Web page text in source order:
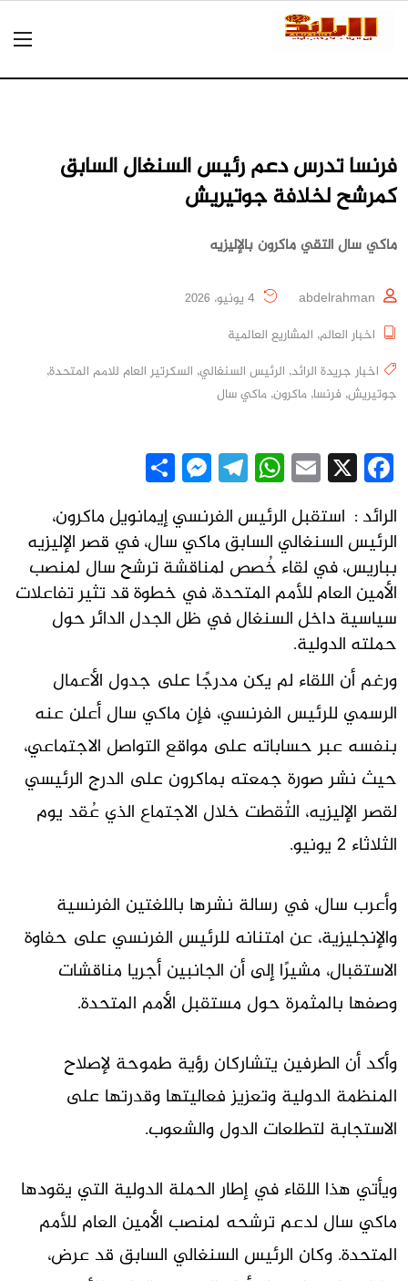
فرنسا تدرس دعم رئيس السنغال السابق
كمرشح لخلافة جوتيريش
ماكي سال التقي ماكرون بالإليزيه
abdelrahman
اخبار العالم, المشاريع العالمية
اخبار جريدة الرائد, الرئيس السنغالي, السكرتير العام للامم المتحدة,
جوتيريش, فرنسا, ماكرون, ماكي سال
Facebook
X
Email
WhatsApp
Telegram
Messenger
الرائد : استقبل الرئيس الفرنسي إيمانويل ماكرون،
الرئيس السنغالي السابق ماكي سال، في قصر الإليزيه
بباريس، في لقاء خُصص لمناقشة ترشح سال لمنصب
الأمين العام للأمم المتحدة، في خطوة قد تثير تفاعلات
سياسية داخل السنغال في ظل الجدل الدائر حول
حملته الدولية.
ورغم أن اللقاء لم يكن مدرجًا على جدول الأعمال
الرسمي للرئيس الفرنسي، فإن ماكي سال أعلن عنه
بنفسه عبر حساباته على مواقع التواصل الاجتماعي،
حيث نشر صورة جمعته بماكرون على الدرج الرئيسي
لقصر الإليزيه، التُقطت خلال الاجتماع الذي عُقد يوم
الثلاثاء 2 يونيو.
وأعرب سال، في رسالة نشرها باللغتين الفرنسية
والإنجليزية، عن امتنانه للرئيس الفرنسي على حفاوة
الاستقبال، مشيرًا إلى أن الجانبين أجريا مناقشات
وصفها بالمثمرة حول مستقبل الأمم المتحدة.
وأكد أن الطرفين يتشاركان رؤية طموحة لإصلاح
المنظمة الدولية وتعزيز فعاليتها وقدرتها على
الاستجابة لتطلعات الدول والشعوب.
ويأتي هذا اللقاء في إطار الحملة الدولية التي يقودها
ماكي سال لدعم ترشحه لمنصب الأمين العام للأمم
المتحدة. وكان الرئيس السنغالي السابق قد عرض،